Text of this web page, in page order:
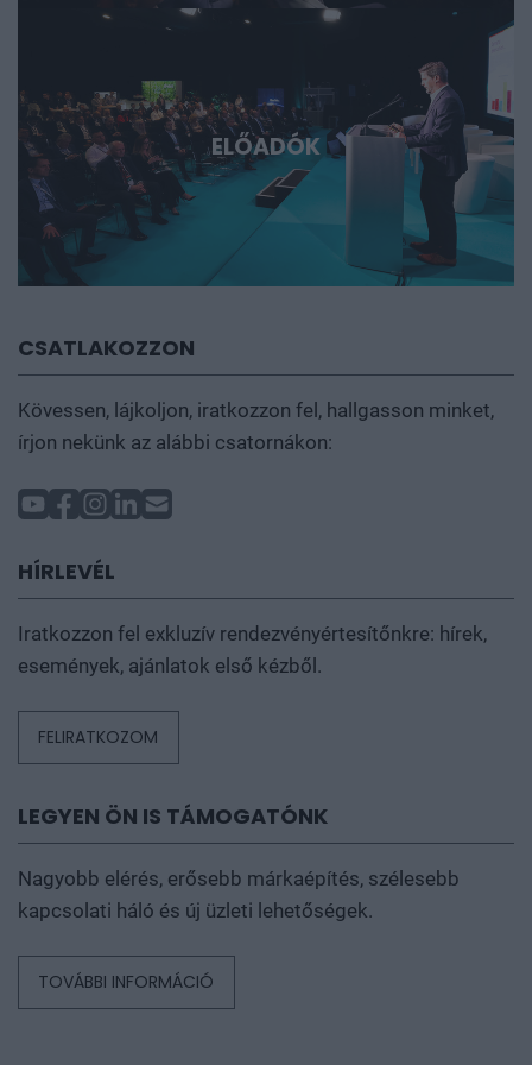
ELŐADÓK
CSATLAKOZZON
Kövessen, lájkoljon, iratkozzon fel, hallgasson minket,
írjon nekünk az alábbi csatornákon:
HÍRLEVÉL
Iratkozzon fel exkluzív rendezvényértesítőnkre: hírek,
események, ajánlatok első kézből.
FELIRATKOZOM
LEGYEN ÖN IS TÁMOGATÓNK
Nagyobb elérés, erősebb márkaépítés, szélesebb
kapcsolati háló és új üzleti lehetőségek.
TOVÁBBI INFORMÁCIÓ